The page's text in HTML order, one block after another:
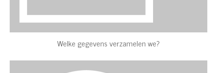
Welke gegevens verzamelen we?